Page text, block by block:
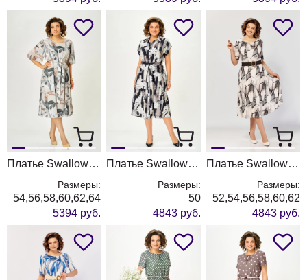
Платье Swallow 827-3 серый+принт "Коричневые листья "
Размеры:
54,56,58,60,62,64
5394 руб.
Платье Swallow 740-7 черный+принт листья
Размеры:
50
4843 руб.
Платье Swallow 929-1 бежевый+черно-серые разводы
Размеры:
52,54,56,58,60,62
4843 руб.